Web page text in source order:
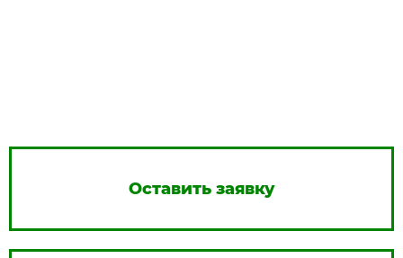
Оставить заявку